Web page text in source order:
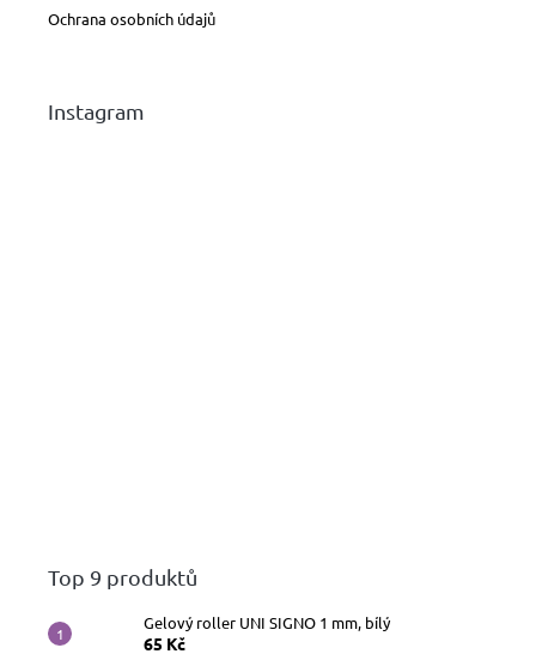
Ochrana osobních údajů
Instagram
Top 9 produktů
Gelový roller UNI SIGNO 1 mm, bílý
65 Kč